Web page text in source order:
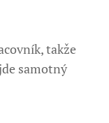
takže
samotný